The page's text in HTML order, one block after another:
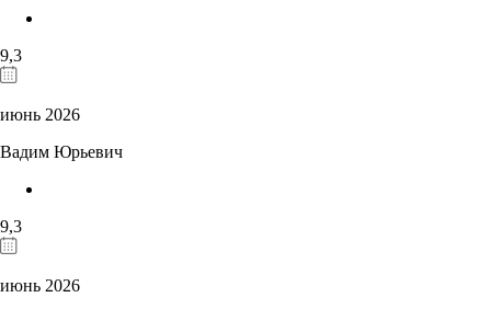
9,3
июнь 2026
Вадим Юрьевич
9,3
июнь 2026